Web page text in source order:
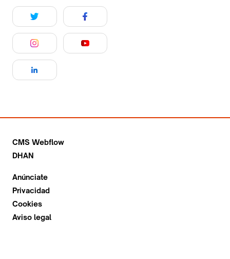
CMS Webflow
DHAN
Anúnciate
Privacidad
Cookies
Aviso legal